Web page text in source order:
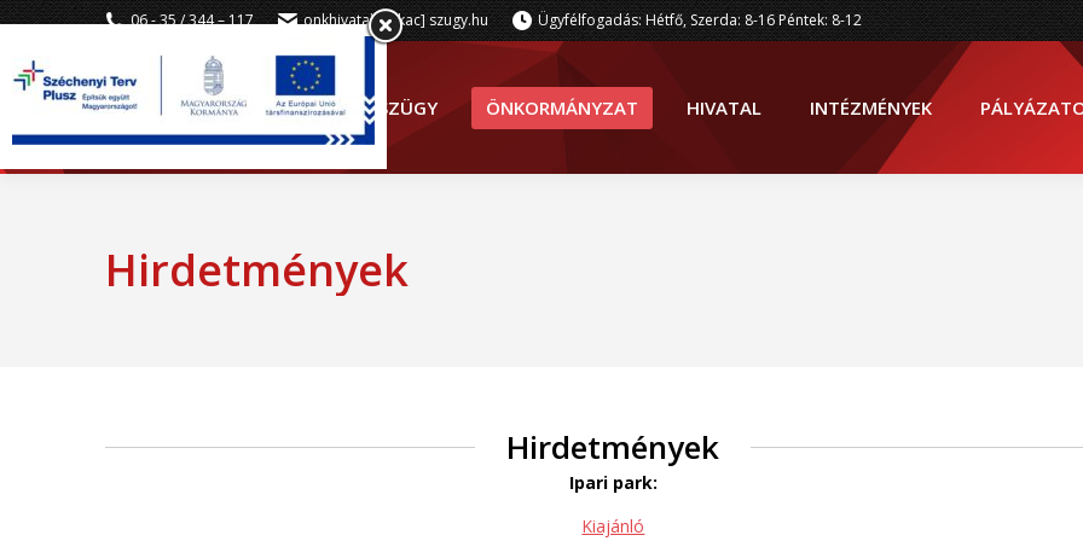
06 - 35 / 344 – 117 onkhivatal [kukac] szugy.hu Ügyfélfogadás: Hétfő, Szerda: 8-16 Péntek: 8-12
SZÜGY ÖNKORMÁNYZAT HIVATAL INTÉZMÉNYEK
Hirdetmények
Hirdetmények
Ipari park:
Kiajánló